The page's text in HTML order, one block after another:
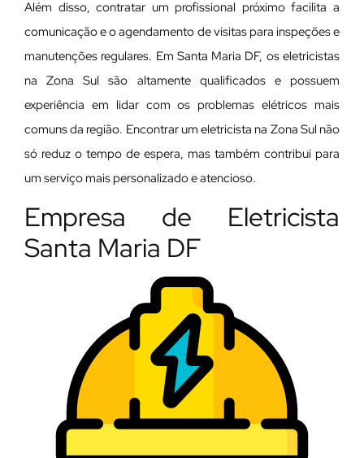
Além disso, contratar um profissional próximo facilita a
comunicação e o agendamento de visitas para inspeções e
manutenções regulares. Em Santa Maria DF, os eletricistas
na Zona Sul são altamente qualificados e possuem
experiência em lidar com os problemas elétricos mais
comuns da região. Encontrar um eletricista na Zona Sul não
só reduz o tempo de espera, mas também contribui para
um serviço mais personalizado e atencioso.
Empresa de Eletricista
Santa Maria DF